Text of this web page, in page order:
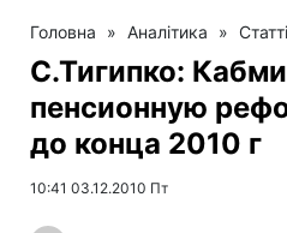
Головна » Аналітика » Статті
С.Тигипко:
пенсионную
до конца 2010 г
10:41 03.12.2010 Пт